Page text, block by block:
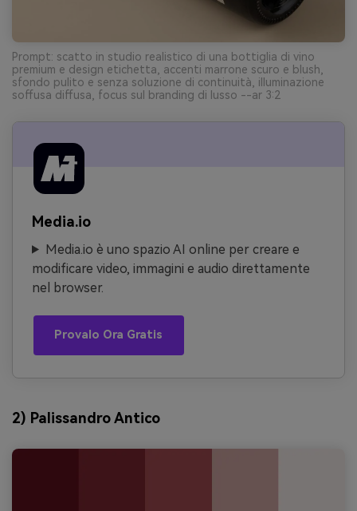
Prompt: scatto in studio realistico di una bottiglia di vino
premium e design etichetta, accenti marrone scuro e blush,
sfondo pulito e senza soluzione di continuità, illuminazione
soffusa diffusa, focus sul branding di lusso --ar 3:2
Media.io
Media.io è uno spazio AI online per creare e
modificare video, immagini e audio direttamente
nel browser.
Provalo Ora Gratis
2) Palissandro Antico